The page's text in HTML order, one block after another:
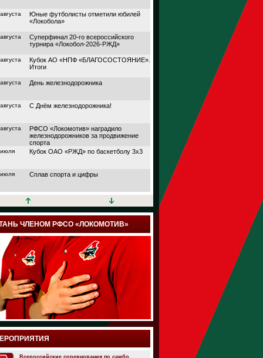
Юные футболисты отметили юбилей
«Локобола»
Суперфинал 20-го всероссийского
турнира «Локобол-2026-РЖД»
Кубок АО «НПФ «БЛАГОСОСТОЯНИЕ».
Итоги
День железнодорожника
С Днём железнодорожника!
РФСО «Локомотив» наградило
железнодорожников за продвижение
спорта
Кубок ОАО «РЖД» по баскетболу 3х3
Сплав спорта и цифры
Кубок АО «НПФ
Дорога в большой спорт
июля Поймали волну удачи
июля Папа, мама и я выходим на старт
июля Йога, плавание или теннис?
июля
Подведены итоги шестого сезона
проекта «Трансформация» от РФСО
«Локомотив»
Семейный спортивный фестиваль
здорового образа жизни «ЛокоЛето»
прошёл в Москве
ЧЛЕНОМ РФСО «ЛОКОМОТИВ»
Всероссийские соревнования по самбо.